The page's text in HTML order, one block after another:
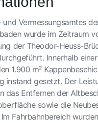
Vermessungsamtes
wurde im Zeitraum
der Theodor-Heuss-
Innerhalb
1.900 m²
instand gesetzt. Der
das Entfernen der
sowie die
Fahrbahnbereich